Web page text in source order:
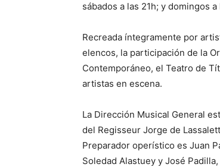
sábados a las 21h; y domingos
Recreada íntegramente por
elencos, la participación de la
Contemporáneo, el Teatro de
artistas en escena.
La Dirección Musical General
del Regisseur Jorge de
Preparador operístico es Juan
Soledad Alastuey y José